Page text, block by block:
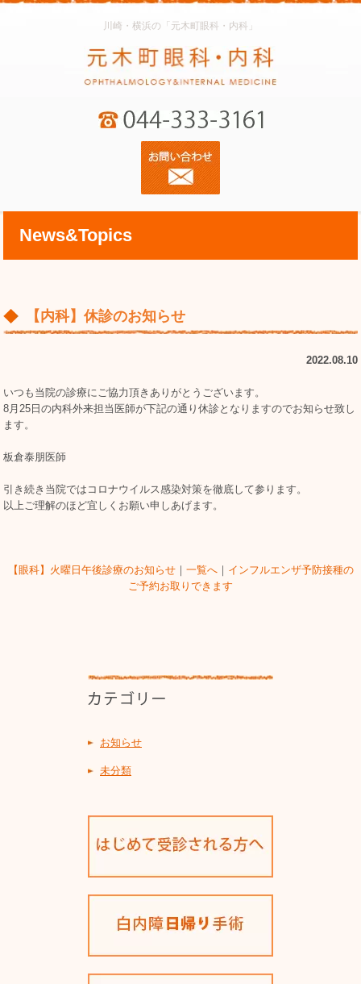
川崎・横浜の「元木町眼科・内科」
News&Topics
【内科】休診のお知らせ
2022.08.10
いつも当院の診療にご協力頂きありがとうございます。
8月25日の内科外来担当医師が下記の通り休診となりますのでお知らせ致し
ます。
板倉泰朋医師
引き続き当院ではコロナウイルス感染対策を徹底して参ります。
以上ご理解のほど宜しくお願い申しあげます。
【眼科】火曜日午後診療のお知らせ｜ 一覧へ｜ インフルエンザ予防接種の
ご予約お取りできます
お知らせ
未分類